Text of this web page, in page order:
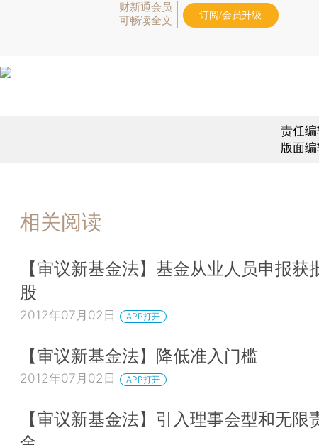
财新通会员
可畅读全文
订阅/会员升级
责任
版面
相关阅读
【审议新基金法】基金从业人员申报获
股
2012年07月02日 APP打开
【审议新基金法】降低准入门槛
2012年07月02日 APP打开
【审议新基金法】引入理事会型和无限